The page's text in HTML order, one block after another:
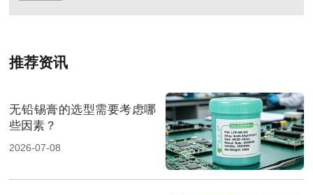
推荐资讯
无铅锡膏的选型需要考虑哪
些因素？
2026-07-08